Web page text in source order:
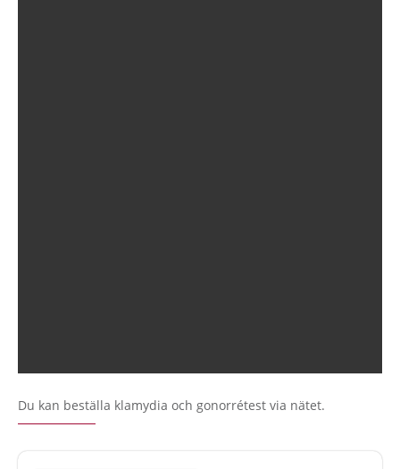
Du kan beställa klamydia och gonorrétest via nätet.